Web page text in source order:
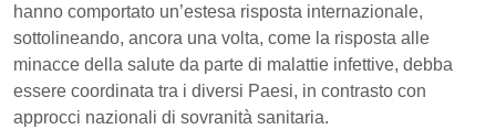
hanno comportato un’estesa risposta internazionale,
sottolineando, ancora una volta, come la risposta alle
minacce della salute da parte di malattie infettive, debba
essere coordinata tra i diversi Paesi, in contrasto con
approcci nazionali di sovranità sanitaria.